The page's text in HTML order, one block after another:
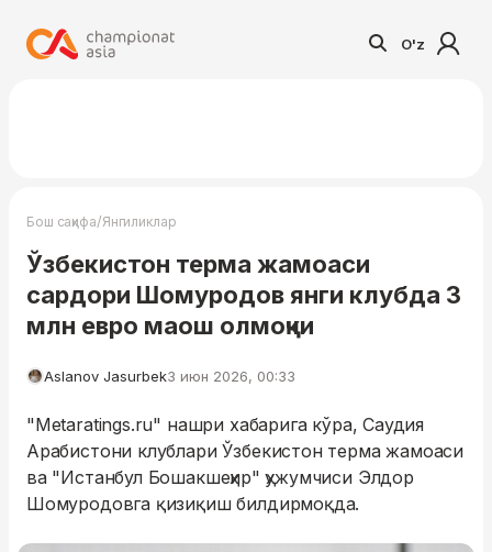
O'z
Бош саҳифа/Янгиликлар
Ўзбекистон терма жамоаси
сардори Шомуродов янги клубда 3
млн евро маош олмоқчи
Aslanov Jasurbek3 июн 2026, 00:33
"Metaratings.ru" нашри хабарига кўра, Саудия
Арабистони клублари Ўзбекистон терма жамоаси
ва "Истанбул Бошакшеҳир" ҳужумчиси Элдор
Шомуродовга қизиқиш билдирмоқда.